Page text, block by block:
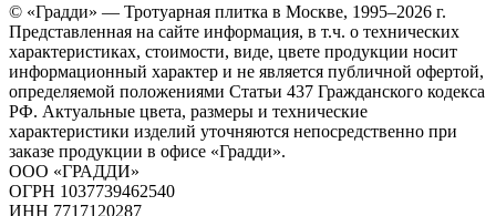
© «Градди» — Тротуарная плитка в Москве, 1995–2026 г.
Представленная на сайте информация, в т.ч. о технических
характеристиках, стоимости, виде, цвете продукции носит
информационный характер и не является публичной офертой,
определяемой положениями Статьи 437 Гражданского кодекса
РФ. Актуальные цвета, размеры и технические
характеристики изделий уточняются непосредственно при
заказе продукции в офисе «Градди».
ООО «ГРАДДИ»
ОГРН 1037739462540
ИНН 7717120287